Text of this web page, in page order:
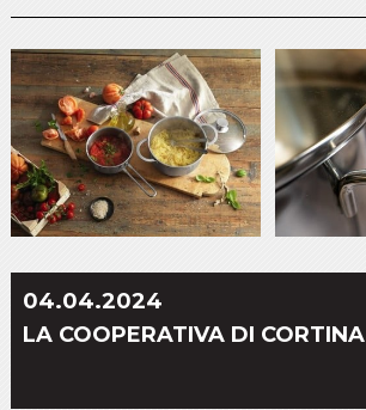
04.04.2024
LA COOPERATIVA DI CORTINA